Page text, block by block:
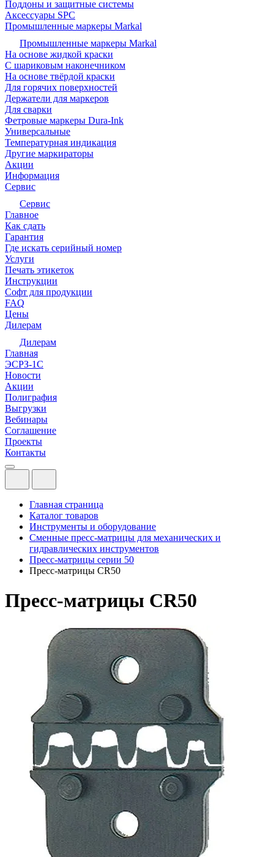
Поддоны и защитные системы
Аксессуары SPC
Промышленные маркеры Markal
Промышленные маркеры Markal
На основе жидкой краски
С шариковым наконечником
На основе твёрдой краски
Для горячих поверхностей
Держатели для маркеров
Для сварки
Фетровые маркеры Dura-Ink
Универсальные
Температурная индикация
Другие маркираторы
Акции
Информация
Сервис
Сервис
Главное
Как сдать
Гарантия
Где искать серийный номер
Услуги
Печать этикеток
Инструкции
Софт для продукции
FAQ
Цены
Дилерам
Дилерам
Главная
ЭСРЗ-1С
Новости
Акции
Полиграфия
Выгрузки
Вебинары
Соглашение
Проекты
Контакты
Главная страница
Каталог товаров
Инструменты и оборудование
Сменные пресс-матрицы для механических и
гидравлических инструментов
Пресс-матрицы серии 50
Пресс-матрицы CR50
Пресс-матрицы CR50